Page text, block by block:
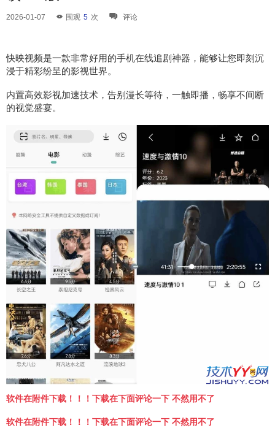
2026-01-07 围观 5 次 评论
快映视频是一款非常好用的手机在线追剧神器，能够让您即刻沉
浸于精彩纷呈的影视世界。
内置高效影视加速技术，告别漫长等待，一触即播，畅享不间断
的视觉盛宴。
软件在附件下载！！！下载在下面评论一下 不然用不了
软件在附件下载！！！下载在下面评论一下 不然用不了